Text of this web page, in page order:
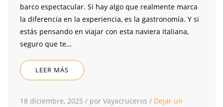
barco espectacular. Si hay algo que realmente marca
la diferencia en la experiencia, es la gastronomía. Y si
estás pensando en viajar con esta naviera italiana,
seguro que te…
LEER MÁS
18 diciembre, 2025 / por Vayacruceros / Dejar un